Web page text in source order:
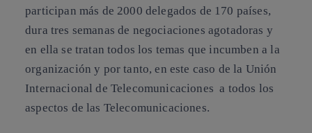
participan más de 2000 delegados de 170 países,
dura tres semanas de negociaciones agotadoras y
en ella se tratan todos los temas que incumben a la
organización y por tanto, en este caso de la Unión
Internacional de Telecomunicaciones a todos los
aspectos de las Telecomunicaciones.